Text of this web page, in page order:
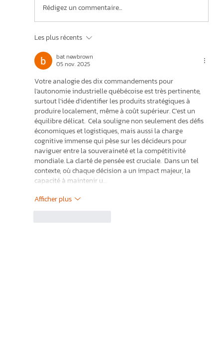
Québec
Rédigez un commentaire...
Les plus récents
bat newbrown
05 nov. 2025
Votre analogie des dix commandements pour
l'autonomie industrielle québécoise est très pertinente,
surtout l'idée d'identifier les produits stratégiques à
produire localement, même à coût supérieur. C'est un
équilibre délicat.  Cela souligne non seulement des défis
économiques et logistiques, mais aussi la charge
cognitive immense qui pèse sur les décideurs pour
naviguer entre la souveraineté et la compétitivité
mondiale. La clarté de pensée est cruciale.  Dans un tel
contexte, où chaque décision a un impact majeur, la
capacité à maintenir u…
Afficher plus